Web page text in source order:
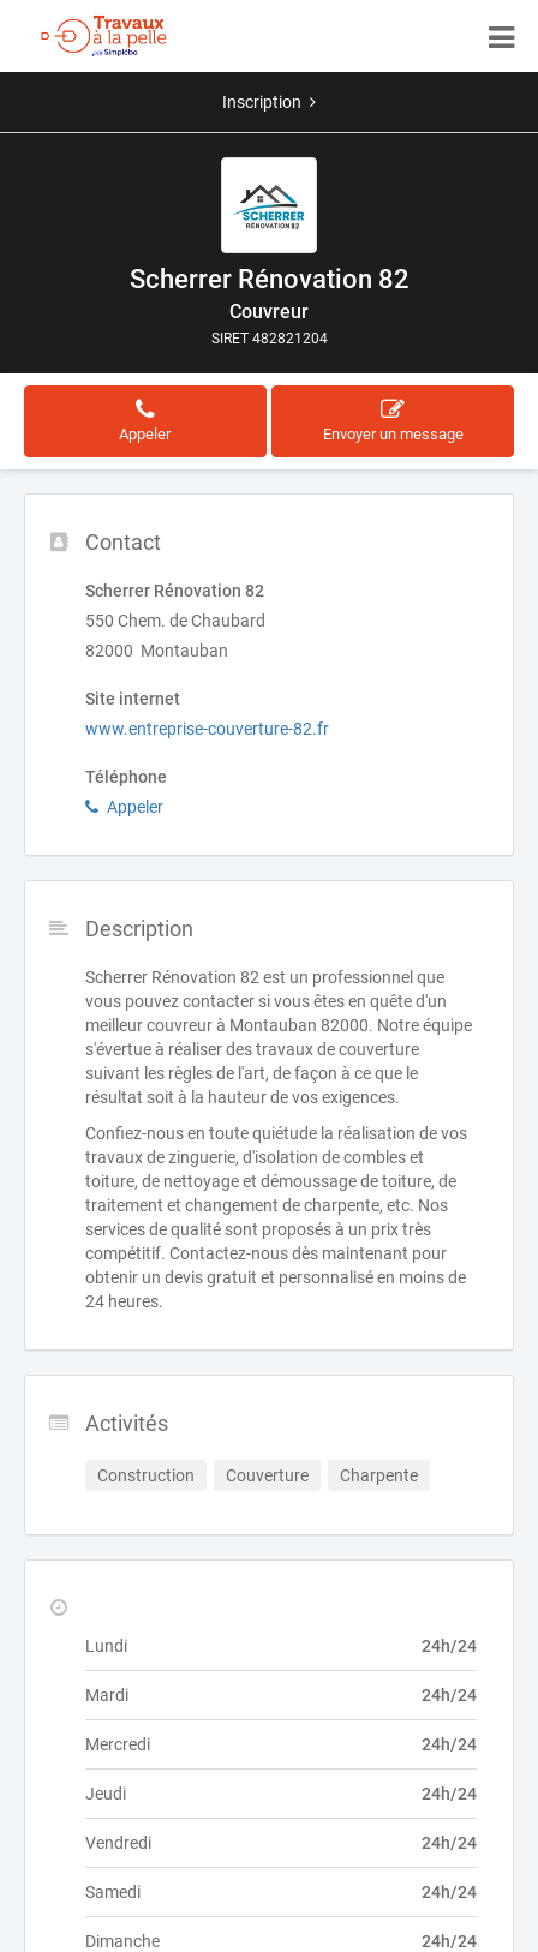
Inscription
Scherrer Rénovation 82
Couvreur
SIRET 482821204
Appeler Envoyer un message
Contact
Scherrer Rénovation 82
550 Chem. de Chaubard
82000 Montauban
Site internet
www.entreprise-couverture-82.fr
Téléphone
Appeler
Description
Scherrer Rénovation 82 est un professionnel que
vous pouvez contacter si vous êtes en quête d'un
meilleur couvreur à Montauban 82000. Notre équipe
s'évertue à réaliser des travaux de couverture
suivant les règles de l'art, de façon à ce que le
résultat soit à la hauteur de vos exigences.
Confiez-nous en toute quiétude la réalisation de vos
travaux de zinguerie, d'isolation de combles et
toiture, de nettoyage et démoussage de toiture, de
traitement et changement de charpente, etc. Nos
services de qualité sont proposés à un prix très
compétitif. Contactez-nous dès maintenant pour
obtenir un devis gratuit et personnalisé en moins de
24 heures.
Activités
Construction Couverture Charpente
Lundi 24h/24
Mardi 24h/24
Mercredi 24h/24
Jeudi 24h/24
Vendredi 24h/24
Samedi 24h/24
Dimanche 24h/24